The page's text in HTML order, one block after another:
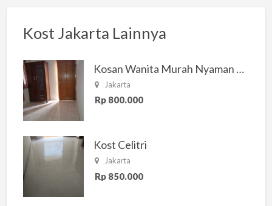
Kost Jakarta Lainnya
Kosan Wanita Murah Nyaman di Jakarta Selatan
Jakarta
Rp 800.000
Kost Celitri
Jakarta
Rp 850.000